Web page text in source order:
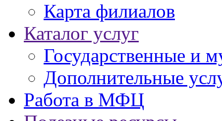
Карта филиалов
Каталог услуг
Государственные и
Дополнительные
Работа в МФЦ